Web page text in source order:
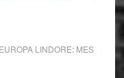
LINDORE: MES